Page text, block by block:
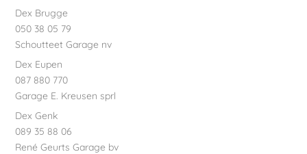
Dex Brugge
050 38 05 79
Schoutteet Garage nv
Dex Eupen
087 880 770
Garage E. Kreusen sprl
Dex Genk
089 35 88 06
René Geurts Garage bv